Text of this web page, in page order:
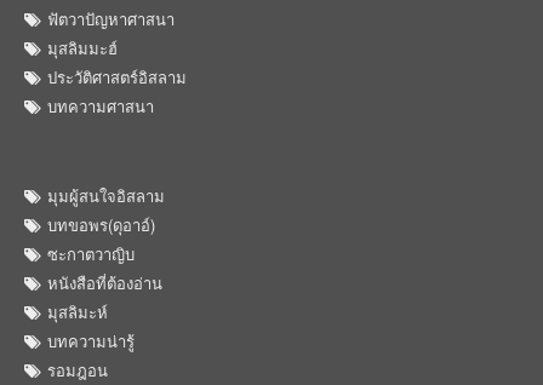
ฟัตวาปัญหาศาสนา
มุสลิมมะฮ์
ประวัติศาสตร์อิสลาม
บทความศาสนา
มุมผู้สนใจอิสลาม
บทขอพร(ดุอาอ์)
ซะกาตวาญิบ
หนังสือที่ต้องอ่าน
มุสลิมะห์
บทความน่ารู้
รอมฎอน